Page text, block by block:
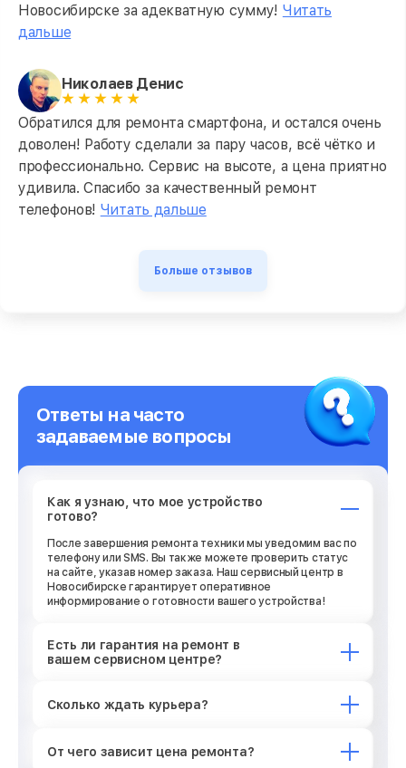
Новосибирске за адекватную сумму! Читать
дальше
Николаев Денис
Обратился для ремонта смартфона, и остался очень
доволен! Работу сделали за пару часов, всё чётко и
профессионально. Сервис на высоте, а цена приятно
удивила. Спасибо за качественный ремонт
телефонов! Читать дальше
Больше отзывов
Ответы на часто
задаваемые вопросы
Как я узнаю, что мое устройство
готово?
После завершения ремонта техники мы уведомим вас по
телефону или SMS. Вы также можете проверить статус
на сайте, указав номер заказа. Наш сервисный центр в
Новосибирске гарантирует оперативное
информирование о готовности вашего устройства!
Есть ли гарантия на ремонт в
вашем сервисном центре?
Сколько ждать курьера?
От чего зависит цена ремонта?